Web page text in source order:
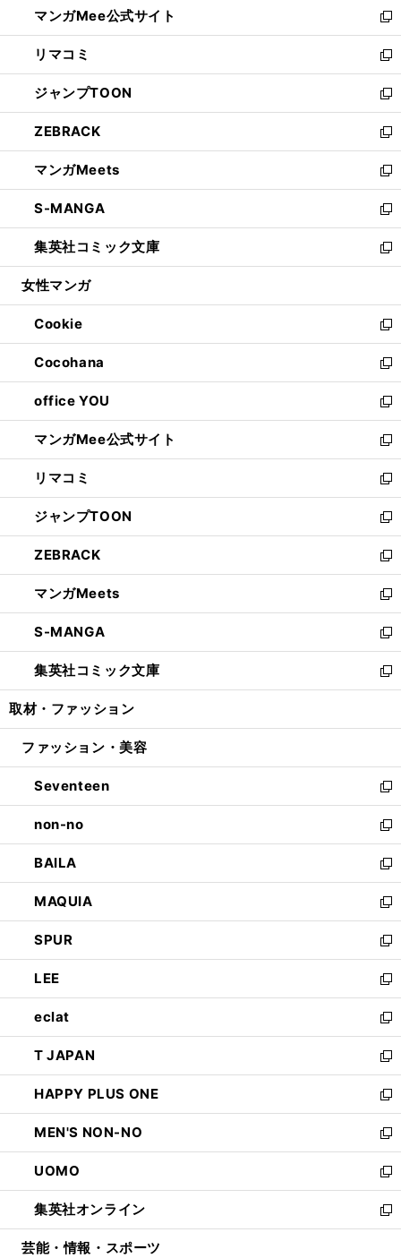
く
ド
ウ
で
開
く
ィ
ン
ド
ウ
で
開
く
い
ウ
ィ
ン
ド
ウ
で
開
く
マンガMee公式サイト
新
し
い
ウ
ィ
ン
ド
ウ
で
開
く
リマコミ
新
し
い
ウ
ィ
ン
ド
ウ
で
開
く
ジャンプTOON
新
し
い
ウ
ィ
ン
ド
ウ
で
開
ZEBRACK
新
し
い
ウ
ィ
ン
ド
ウ
開
く
マンガMeets
新
し
い
ウ
ィ
ン
ウ
で
開
く
S-MANGA
新
し
い
ウ
ン
ド
ウ
で
開
く
集英社コミック文庫
新
し
ウ
ィ
ン
ド
ウ
で
開
く
女性マンガ
Cookie
新
し
い
ウ
ィ
ン
ド
ウ
で
開
く
Cocohana
新
し
い
ウ
ィ
ン
ド
ウ
で
開
く
office YOU
新
し
い
ウ
ィ
ン
ド
ウ
で
開
く
マンガMee公式サイト
新
し
い
ウ
ィ
ン
ド
ウ
で
開
く
リマコミ
新
し
い
ウ
ィ
ン
ド
ウ
で
開
く
ジャンプTOON
新
し
い
ウ
ィ
ン
ド
ウ
で
開
ZEBRACK
新
し
い
ウ
ィ
ン
ド
ウ
開
マンガMeets
新
し
い
ウ
ィ
ン
ウ
開
く
S-MANGA
新
し
い
ウ
ン
ウ
で
開
く
集英社コミック文庫
新
し
ウ
ン
ド
ウ
で
開
く
取材・ファッション
ファッション・美容
Seventeen
新
し
い
ウ
ィ
ン
ド
ウ
で
開
く
non-no
新
し
い
ウ
ィ
ン
ド
ウ
で
開
く
BAILA
新
し
い
ウ
ィ
ン
ド
ウ
で
開
く
MAQUIA
新
し
い
ウ
ィ
ン
ド
ウ
で
開
く
SPUR
新
し
い
ウ
ィ
ン
ド
ウ
で
開
く
LEE
新
し
い
ウ
ィ
ン
ド
ウ
で
開
く
eclat
新
し
い
ウ
ィ
ン
ド
ウ
で
開
く
T JAPAN
新
し
い
ウ
ィ
ン
ド
ウ
で
開
HAPPY PLUS ONE
新
し
い
ウ
ィ
ン
ド
ウ
MEN'S NON-NO
新
し
い
ウ
ィ
ン
UOMO
新
し
い
ウ
集英社オンライン
新
し
芸能・情報・スポーツ